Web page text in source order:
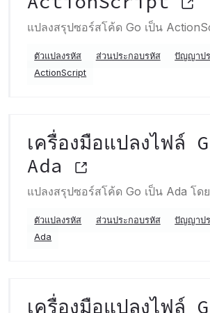
แปลงสรุปซอร์สโค้ด Go เป็น
ตัวแปลงรหัส ส่วนประกอบรหัส ปัญญาป
ActionScript
เครื่องมือแปลงไฟล์
Ada
แปลงสรุปซอร์สโค้ด Go เป็น Ada โด
ตัวแปลงรหัส ส่วนประกอบรหัส ปัญญาป
Ada
เครื่องมือแปลงไฟล์